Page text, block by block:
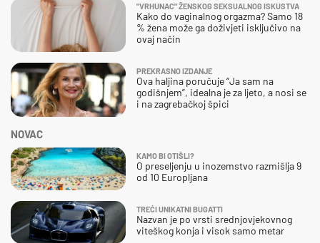
NOVAC
KAMO BI OTIŠLI?
O preseljenju u inozemstvo razmišlja 9
od 10 Europljana
TREĆI UNIKATNI BUGATTI
Nazvan je po vrsti srednjovjekovnog
viteškog konja i visok samo metar
"VRHUNAC" ŽENSKOG SEKSUALNOG ISKUSTVA
Kako do vaginalnog orgazma? Samo 18
% žena može ga doživjeti isključivo na
ovaj način
PREKRASNO IZDANJE
Ova haljina poručuje “Ja sam na
godišnjem”, idealna je za ljeto, a nosi se
i na zagrebačkoj špici